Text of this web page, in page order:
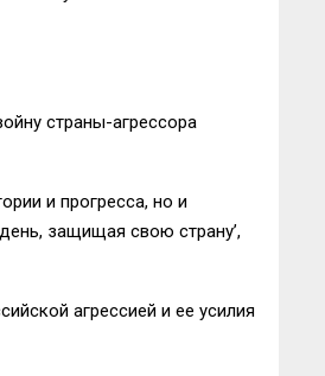
страны-агрессора
и прогресса, но и
защищая свою страну’,
агрессией и ее усилия